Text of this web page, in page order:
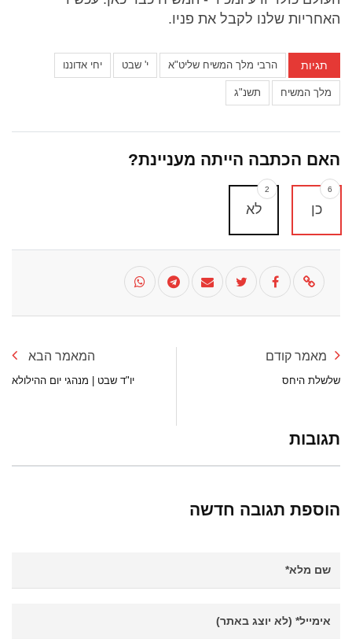
האחריות שלנו לקבל את פניו.
תגיות הרבי מלך המשיח שליט"א י' שבט יחי אדוננו
מלך המשיח תשנ"ג
האם הכתבה הייתה מעניינת?
כן
6
לא
2
מאמר קודם
שלשלת היחס
המאמר הבא
יו"ד שבט | מנהגי יום ההילולא
תגובות
הוספת תגובה חדשה